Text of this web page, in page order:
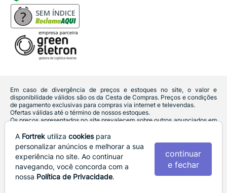
SEM ÍNDICE
Em caso de divergência de preços e estoques no site, o valor e
disponibilidade válidos são os da Cesta de Compras. Preços e condições
de pagamento exclusivas para compras via internet e televendas.
Ofertas válidas até o término de nossos estoques.
Os preços apresentados no site prevalecem sobre outros anunciados em
Defesa do Consumidor:Lei nº 8.078.
Vendas sujeitas à confirmação de dados e análises de crédito e risco.
Razão Social: Hayamax Distribuidora de Produtos Eletrônicos Ltda -
CNPJ: 01.725.627/0007-68 - Endereço: R. João Marques de Nobrega,
300 - Fundos lado esquerdo, Sala B - Gleba Ibiporã - CEP: 86206-240 -
Ibiporã / PR
A Fortrek utiliza cookiespara
personalizar anúncios e melhorar a sua
experiência no site. Ao continuar
navegando, você concorda com a
nossa Política de Privacidade.
continuar
e fechar